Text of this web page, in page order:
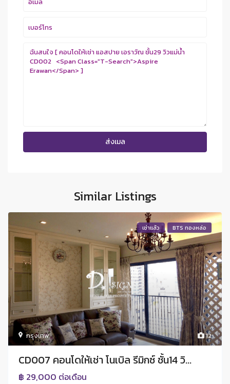
Similar Listings
12
กรุงเทพ
เช่าแล้ว BTS ทองหล่อ
CD007 คอนโดให้เช่า โนเบิล รีมิกซ์ ชั้น14 วิ...
฿ 29,000 ต่อเดือน